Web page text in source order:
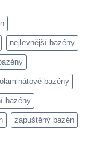
nejlevnější bazény
bazény
bazény
zapuštěný bazén